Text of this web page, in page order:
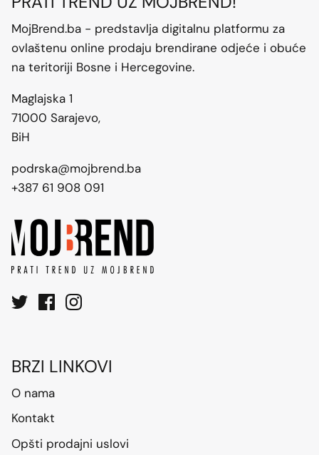
MojBrend.ba - predstavlja digitalnu platformu za
ovlaštenu online prodaju brendirane odjeće i obuće
na teritoriji Bosne i Hercegovine.
Maglajska 1
71000 Sarajevo,
BiH
podrska@mojbrend.ba
+387 61 908 091
BRZI LINKOVI
O nama
Kontakt
Opšti prodajni uslovi